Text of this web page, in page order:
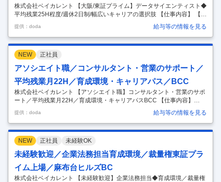
株式会社ベイカレント 【大阪/東証プライム】データサイエンティスト◆
平均残業25H程度/週休2日制/幅広いキャリアの選択肢 【仕事内容】 【大
阪/東証プライム】データサイエンティスト◆平均残業25H程度/週休2日
制/幅広いキャリアの選択肢 【具体的な仕事内容】 【日経最大手コンサ
ルファームからシステムインテグレーション領域において新会社を設立/
大手プライム案件等多数/ITコンサル・マネジメント・スペシャリスト等
キャリアパス多数/領域・サービス問わない『ワンプール制』】 ◎最新技
術と豊富な案件ノウハウがあります。最新の技術を身につけて大規模案
件での経験をつむことができます。 ◎多様な業界で一気通 …
提供：doda 給与等の情報を見る
NEW 正社員
アソシエイト職／コンサルタント・営業のサポート／
平均残業月22H／育成環境・キャリアパス／BCC
株式会社ベイカレント 【アソシエイト職】コンサルタント・営業のサポ
ート／平均残業月22H／育成環境・キャリアパスBCC 【仕事内容】
【アソシエイト職】コンサルタント・営業のサポート／平均残業月22H
／育成環境・キャリアパスBCC 【具体的な仕事内容】 ～麻布台ヒルズ
／東証プライム上場の大手日系コンサルファーム／ホワイト500認定／
完全週休二日制／服装自由～ 【業務内容】 コンサルティングファームの
アソシエイト（サポート職）として、様々な業界のリーディングカンパ
ニーとのプロジェクト受注に向けた折衝・契約関連のアシスト業務をお
任せ ※ご志向・ご経験により、採用やコンサル業務サポートでの検討可
能性…
提供：doda 給与等の情報を見る
NEW 正社員 未経験OK
未経験歓迎／企業法務担当育成環境／裁量権東証プラ
イム上場／麻布台ヒルズBC
株式会社ベイカレント 【未経験歓迎】企業法務担当◆育成環境／裁量権